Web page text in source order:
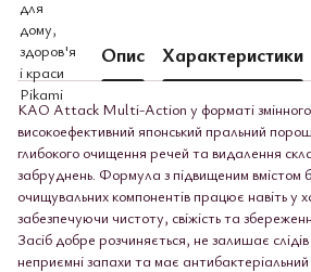
Опис Характеристики
KAO Attack Multi-Action у форматі
високоефективний японський пральний
глибокого очищення речей та видалення
забруднень. Формула з підвищеним вмістом
очищувальних компонентів працює навіть у
забезпечуючи чистоту, свіжість та
Засіб добре розчиняється, не залишає
неприємні запахи та має